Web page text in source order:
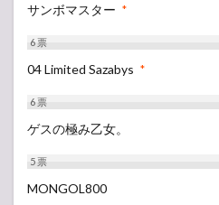
サンボマスター *
6票
04 Limited Sazabys *
6票
ゲスの極み乙女。
5票
MONGOL800